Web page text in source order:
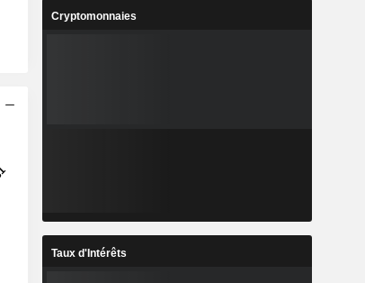
Cryptomonnaies
Taux d'Intérêts